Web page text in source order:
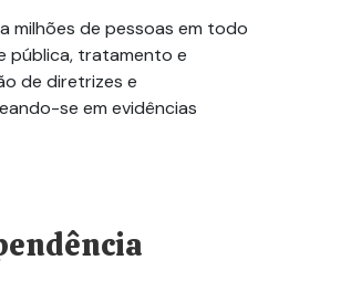
milhões de pessoas em todo
pública, tratamento e
de diretrizes e
se em evidências